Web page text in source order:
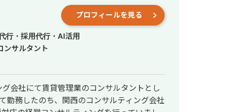
プロフィールを見る
行・採用代行・AI活用
ンサルタント
会社にて賃貸管理業のコンサルタントとし
勤務したのち、関西のコンサルティング会社